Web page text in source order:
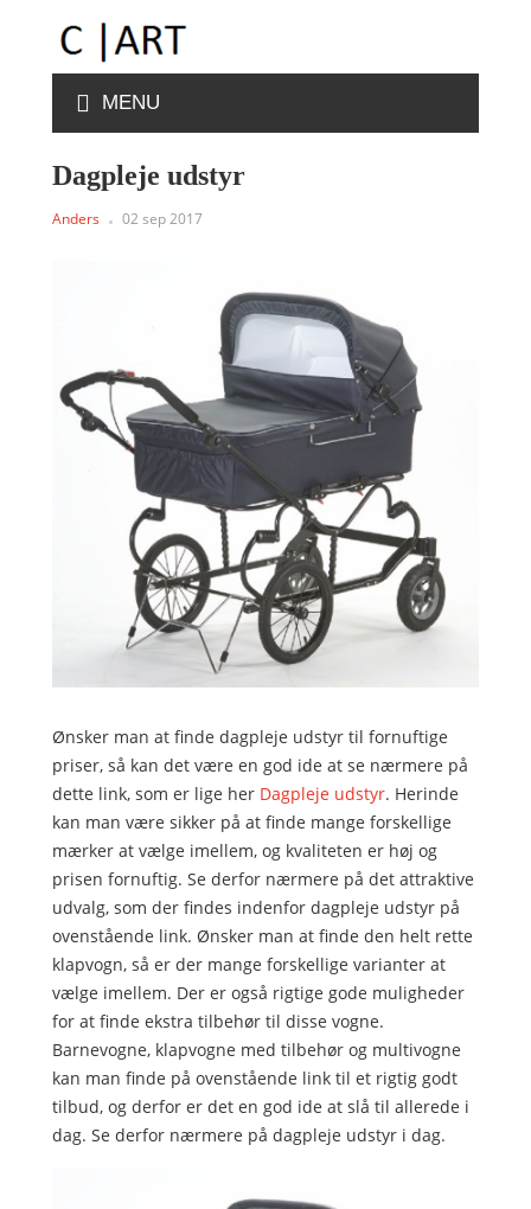
MENU
Dagpleje udstyr
Anders 02 sep 2017
Ønsker man at finde dagpleje udstyr til fornuftige
priser, så kan det være en god ide at se nærmere på
dette link, som er lige her Dagpleje udstyr. Herinde
kan man være sikker på at finde mange forskellige
mærker at vælge imellem, og kvaliteten er høj og
prisen fornuftig. Se derfor nærmere på det attraktive
udvalg, som der findes indenfor dagpleje udstyr på
ovenstående link. Ønsker man at finde den helt rette
klapvogn, så er der mange forskellige varianter at
vælge imellem. Der er også rigtige gode muligheder
for at finde ekstra tilbehør til disse vogne.
Barnevogne, klapvogne med tilbehør og multivogne
kan man finde på ovenstående link til et rigtig godt
tilbud, og derfor er det en god ide at slå til allerede i
dag. Se derfor nærmere på dagpleje udstyr i dag.